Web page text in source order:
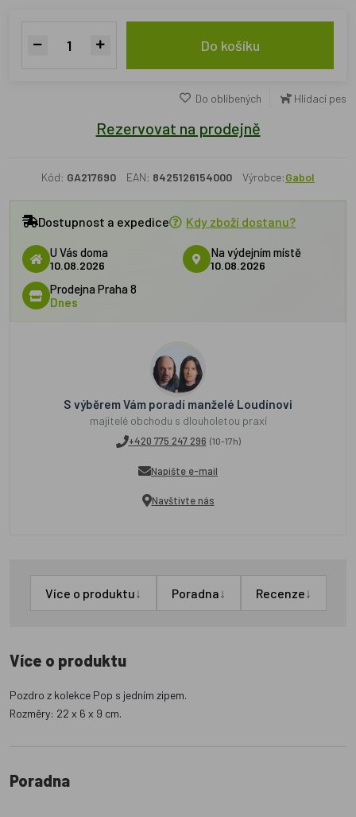
Do košíku
Do oblíbených Hlídací pes
Rezervovat na prodejně
Kód: GA217690 EAN: 8425126154000 Výrobce:Gabol
Dostupnost a expedice Kdy zboží dostanu?
U Vás doma
10.08.2026
Na výdejním místě
10.08.2026
Prodejna Praha 8
Dnes
S výběrem Vám poradí manželé Loudínovi
majitelé obchodu s dlouholetou praxí
+420 775 247 296 (10-17h)
Napište e-mail
Navštivte nás
Více o produktu↓ Poradna↓ Recenze↓
Více o produktu
Pozdro z kolekce Pop s jedním zipem.
Rozměry: 22 x 6 x 9 cm.
Poradna